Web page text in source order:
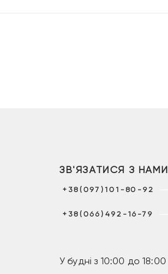
ЗВ'ЯЗАТИСЯ З НАМИ
+38(097)101-80-92
+38(066)492-16-79
У будні з 10:00 до 18:00